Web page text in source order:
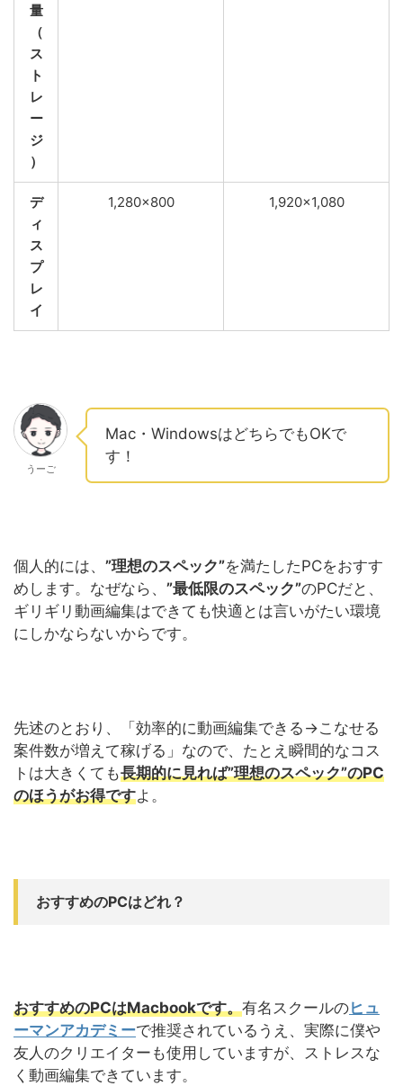
量
（
ス
ト
レ
ー
ジ
）
デ
ィ
ス
プ
レ
イ
1,280×800 1,920×1,080
うーご
Mac・WindowsはどちらでもOKで
す！
個人的には、 ”理想のスペック”を満たしたPCをおすす
めします。なぜなら、 ”最低限のスペック”のPCだと、
ギリギリ動画編集はできても快適とは言いがたい環境
にしかならないからです。
先述のとおり、「効率的に動画編集できる→こなせる
案件数が増えて稼げる」なので、たとえ瞬間的なコス
トは大きくても長期的に見れば”理想のスペック”のPC
のほうがお得ですよ。
おすすめのPCはどれ？
おすすめのPCはMacbookです。有名スクールのヒュ
ーマンアカデミーで推奨されているうえ、実際に僕や
友人のクリエイターも使用していますが、ストレスな
く動画編集できています。